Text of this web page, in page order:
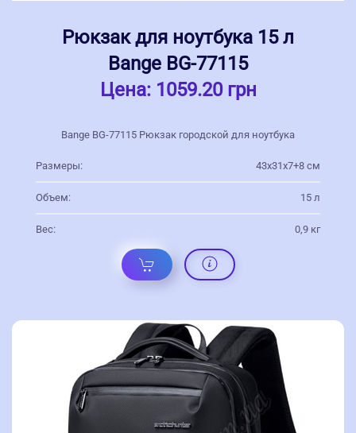
Рюкзак для ноутбука 15 л
Bange BG-77115
Цена: 1059.20 грн
Bange BG-77115 Рюкзак городской для ноутбука
Размеры: 43х31х7+8 см
Объем: 15 л
Вес: 0,9 кг